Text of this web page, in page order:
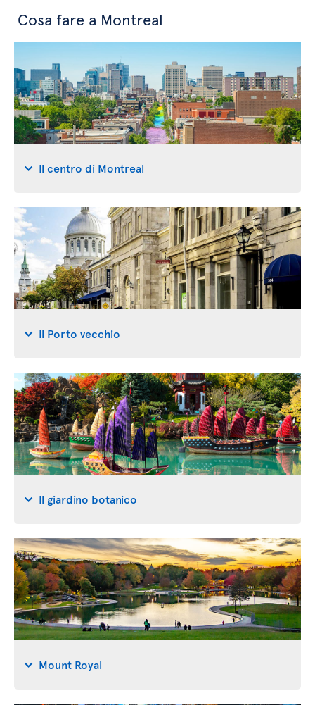
Cosa fare a Montreal
Il centro di Montreal
Il Porto vecchio
Il giardino botanico
Mount Royal